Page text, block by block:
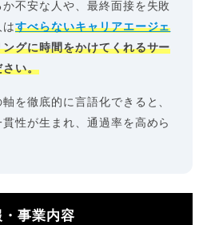
不安な人や、最終面接を失敗
はすべらないキャリアエージェ
グに時間をかけてくれるサー
さい。
を徹底的に言語化できると、
性が生まれ、通過率を高めら
事業内容